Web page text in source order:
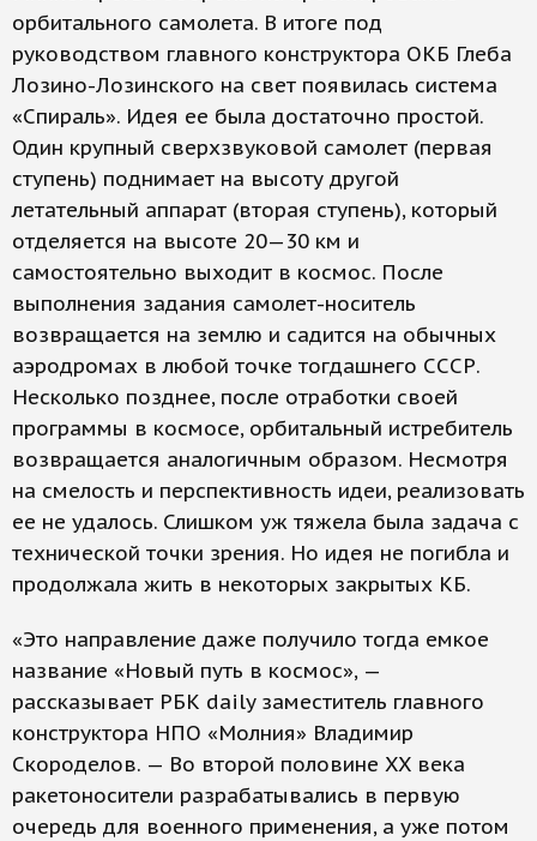
орбитального самолета. В итоге под
руководством главного конст­руктора ОКБ Глеба
Лозино-Лозинского на свет появилась система
«Спираль». Идея ее была достаточно простой.
Один крупный сверхзвуковой самолет (первая
ступень) поднимает на высоту другой
летательный аппарат (вторая ступень), который
отделяется на высоте 20—30 км и
самостоятельно выходит в космос. После
выполнения задания самолет-носитель
возвращается на землю и садится на обычных
аэродромах в любой точке тогдашнего СССР.
Несколько позднее, после отработки своей
программы в космосе, орбитальный истребитель
возвращается аналогичным образом. Несмотря
на смелость и перспективность идеи, реализовать
ее не удалось. Слишком уж тяжела была задача с
технической точки зрения. Но идея не погибла и
продолжала жить в некоторых закрытых КБ.
«Это направление даже получило тогда емкое
название «Новый путь в космос», —
рассказывает РБК daily заместитель главного
конструктора НПО «Молния» Владимир
Скороделов. — Во второй половине XX века
ракетоносители разрабатывались в первую
очередь для военного применения, а уже потом